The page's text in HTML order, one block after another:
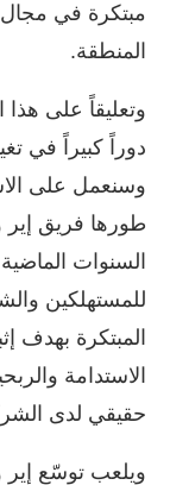
مبتكرة في مجال
المنطقة.
وتعليقاً على
دوراً كبيراً في
وسنعمل على
طورها فريق
السنوات
للمستهلكين
المبتكرة بهدف
الاستدامة
حقيقي لدى
ويلعب توسّع إير